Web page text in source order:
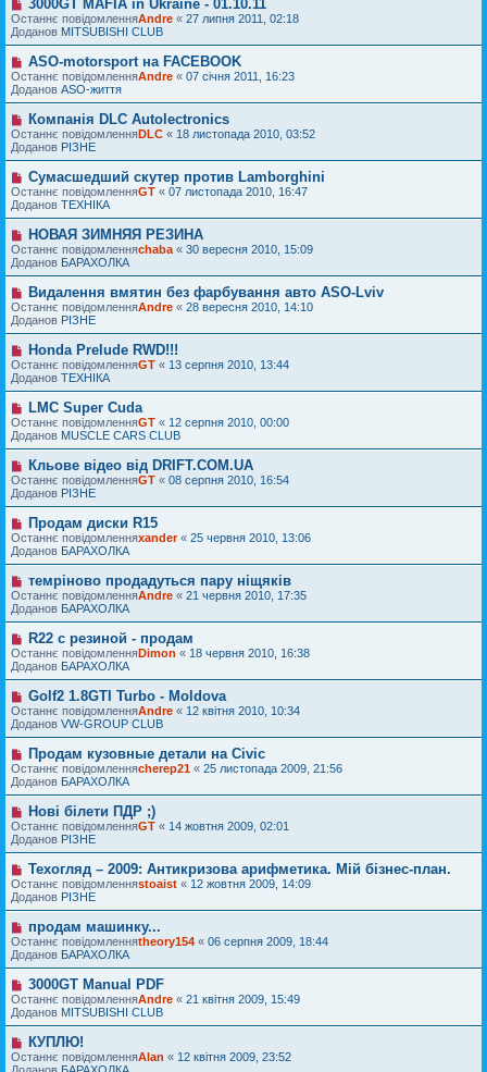
н
я
о
м
л
е
н
я
о
в
і
д
о
м
л
е
н
н
я
Н
о
в
е
о
в
і
д
м
л
е
н
я
3000GT MAFIA in Ukraine - 01.10.11
Останнє повідомленняAndre « 27 липня 2011, 02:18
Доданов MITSUBISHI CLUB
Н
о
в
е
п
о
в
і
д
о
м
л
е
н
н
я
ASO-motorsport на FACEBOOK
Останнє повідомленняAndre « 07 січня 2011, 16:23
Доданов ASO-життя
Н
о
в
е
п
о
в
і
д
м
л
е
н
н
я
Компанія DLC Autolectronics
Останнє повідомленняDLC « 18 листопада 2010, 03:52
Доданов РІЗНЕ
Н
о
в
е
п
о
в
і
д
м
л
е
н
н
я
Сумасшедший скутер против Lamborghini
Останнє повідомленняGT « 07 листопада 2010, 16:47
Доданов ТЕХНІКА
Н
о
в
е
п
о
в
і
д
м
л
е
н
н
я
НОВАЯ ЗИМНЯЯ РЕЗИНА
Останнє повідомленняchaba « 30 вересня 2010, 15:09
Доданов БАРАХОЛКА
Н
о
в
е
п
о
в
і
д
м
л
е
н
н
я
Видалення вмятин без фарбування авто ASO-Lviv
Останнє повідомленняAndre « 28 вересня 2010, 14:10
Доданов РІЗНЕ
Н
о
в
е
п
о
в
і
д
м
л
е
н
н
я
Honda Prelude RWD!!!
Останнє повідомленняGT « 13 серпня 2010, 13:44
Доданов ТЕХНІКА
о
в
е
п
о
в
і
д
м
л
е
н
я
LMC Super Cuda
Останнє повідомленняGT « 12 серпня 2010, 00:00
Доданов MUSCLE CARS CLUB
Н
о
в
е
п
о
в
і
д
о
м
л
е
н
н
я
Кльове відео від DRIFT.COM.UA
Останнє повідомленняGT « 08 серпня 2010, 16:54
Доданов РІЗНЕ
Н
о
в
е
в
і
д
м
л
е
н
я
Продам диски R15
Останнє повідомленняxander« 25 червня 2010, 13:06
Доданов БАРАХОЛКА
Н
о
в
е
п
о
в
і
д
о
м
л
е
н
н
я
темріново продадуться пару ніщяків
Останнє повідомленняAndre « 21 червня 2010, 17:35
Доданов БАРАХОЛКА
Н
о
в
е
п
о
в
і
д
м
л
е
н
н
я
R22 с резиной - продам
Останнє повідомленняDimon « 18 червня 2010, 16:38
Доданов БАРАХОЛКА
Н
о
в
е
п
о
в
і
д
м
л
е
н
я
Golf2 1.8GTI Turbo - Moldova
Останнє повідомленняAndre « 12 квітня 2010, 10:34
Доданов VW-GROUP CLUB
Н
о
в
е
п
о
в
і
д
м
л
е
н
н
я
Продам кузовные детали на Civic
Останнє повідомленняcherep21 « 25 листопада 2009, 21:56
Доданов БАРАХОЛКА
Н
о
в
е
п
в
і
д
о
м
л
е
н
н
я
Нові білети ПДР ;)
Останнє повідомленняGT « 14 жовтня 2009, 02:01
Доданов РІЗНЕ
Н
о
в
е
о
в
і
д
о
м
л
е
н
н
я
Техогляд – 2009: Антикризова арифметика. Мій бізнес-план.
Останнє повідомленняstoaist « 12 жовтня 2009, 14:09
Доданов РІЗНЕ
Н
о
в
е
п
о
в
і
д
м
л
продам машинку...
Останнє повідомленняtheory154 « 06 серпня 2009, 18:44
Доданов БАРАХОЛКА
Н
о
в
е
п
о
в
3000GT Manual PDF
Останнє повідомленняAndre « 21 квітня 2009, 15:49
Доданов MITSUBISHI CLUB
Н
о
в
КУПЛЮ!
Останнє повідомленняAlan « 12 квітня 2009, 23:52
Доданов БАРАХОЛКА